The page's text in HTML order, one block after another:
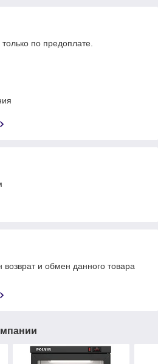
по предоплате.
и обмен данного товара